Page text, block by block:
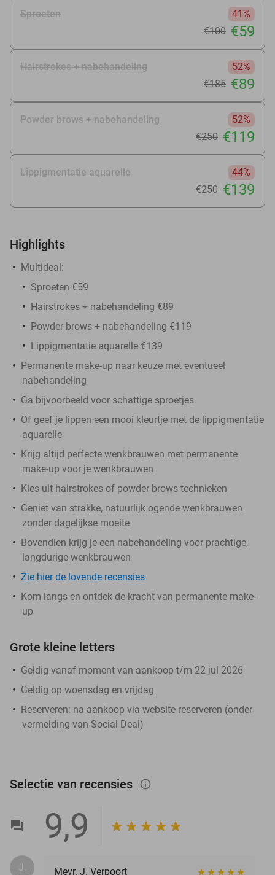
Sproeten
41%
€100 €59
Hairstrokes + nabehandeling
52%
€185 €89
Powder brows + nabehandeling
52%
€250 €119
Lippigmentatie aquarelle
44%
€250 €139
Highlights
Multideal:
Sproeten €59
Hairstrokes + nabehandeling €89
Powder brows + nabehandeling €119
Lippigmentatie aquarelle €139
Permanente make-up naar keuze met eventueel
nabehandeling
Ga bijvoorbeeld voor schattige sproetjes
Of geef je lippen een mooi kleurtje met de lippigmentatie
aquarelle
Krijg altijd perfecte wenkbrauwen met permanente
make-up voor je wenkbrauwen
Kies uit hairstrokes of powder brows technieken
Geniet van strakke, natuurlijk ogende wenkbrauwen
zonder dagelijkse moeite
Bovendien krijg je een nabehandeling voor prachtige,
langdurige wenkbrauwen
Zie hier de lovende recensies
Kom langs en ontdek de kracht van permanente make-
up
Grote kleine letters
Geldig vanaf moment van aankoop t/m 22 jul 2026
Geldig op woensdag en vrijdag
Reserveren: na aankoop via website reserveren (onder
vermelding van Social Deal)
Selectie van recensies info_outlined
9,9
J.
Mevr. J. Verpoort